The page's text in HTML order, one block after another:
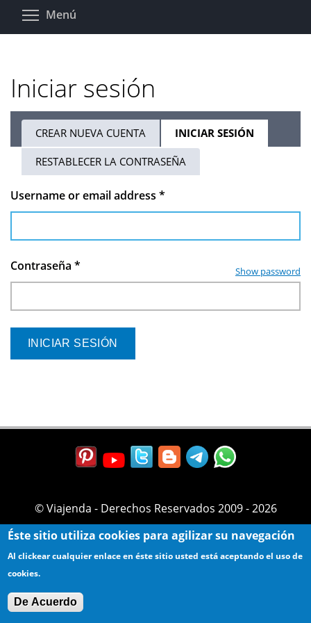
Pasar
Menú
Iniciar sesión
Solapas
principales
CREAR NUEVA CUENTA INICIAR SESIÓN
ACTIVA)
RESTABLECER LA CONTRASEÑA
Username or email address *
Contraseña * Show password
© Viajenda - Derechos Reservados 2009 - 2026
Éste sitio utiliza cookies para agilizar su navegación
Al clickear cualquier enlace en éste sitio usted está aceptando el uso de
cookies.
De Acuerdo